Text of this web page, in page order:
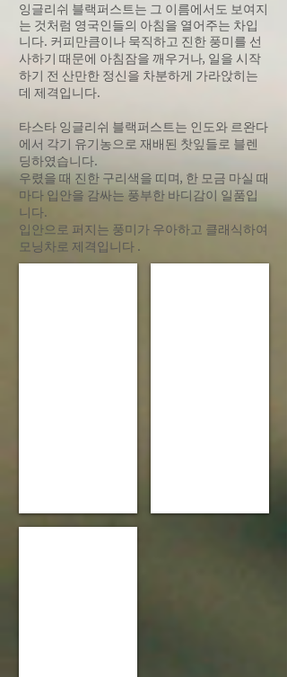
잉글리쉬 블랙퍼스트는 그 이름에서도 보여지
는 것처럼 영국인들의 아침을 열어주는 차입
니다. 커피만큼이나 묵직하고 진한 풍미를 선
사하기 때문에 아침잠을 깨우거나, 일을 시작
하기 전 산만한 정신을 차분하게 가라앉히는
데 제격입니다.
타스타 잉글리쉬 블랙퍼스트는 인도와 르완다
에서 각기 유기농으로 재배된 찻잎들로 블렌
딩하였습니다.
우렸을 때 진한 구리색을 띠며, 한 모금 마실 때
마다 입안을 감싸는 풍부한 바디감이 일품입
니다.
입안으로 퍼지는 풍미가 우아하고 클래식하여
모닝차로 제격입니다 .